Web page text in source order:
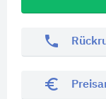
phone
euro_symbol